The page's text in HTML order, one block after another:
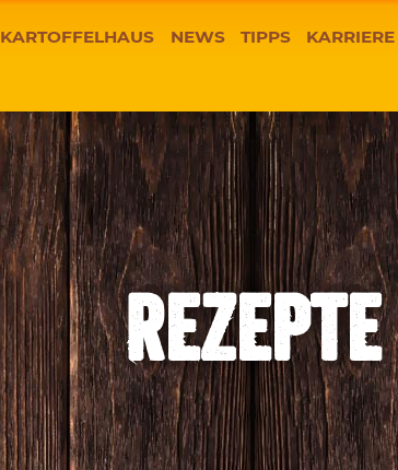
KARTOFFELHAUS NEWS TIPPS KARRIERE
REZEPTE